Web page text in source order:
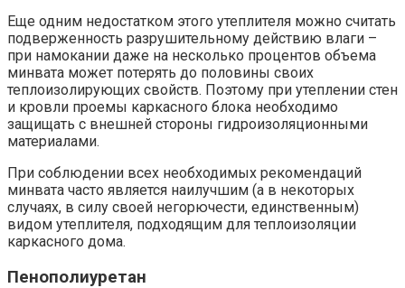
Еще одним недостатком этого утеплителя можно считать
подверженность разрушительному действию влаги –
при намокании даже на несколько процентов объема
минвата может потерять до половины своих
теплоизолирующих свойств. Поэтому при утеплении стен
и кровли проемы каркасного блока необходимо
защищать с внешней стороны гидроизоляционными
материалами.
При соблюдении всех необходимых рекомендаций
минвата часто является наилучшим (а в некоторых
случаях, в силу своей негорючести, единственным)
видом утеплителя, подходящим для теплоизоляции
каркасного дома.
Пенополиуретан